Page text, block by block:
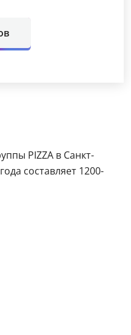
PIZZA в Санкт-
составляет 1200-